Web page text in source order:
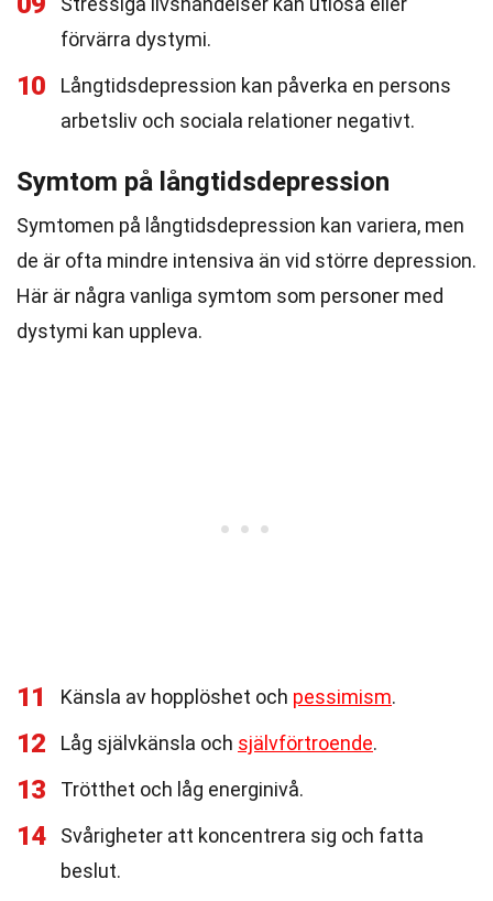
förvärra dystymi.
10
Långtidsdepression kan påverka en persons
arbetsliv och sociala relationer negativt.
Symtom på långtidsdepression
Symtomen på långtidsdepression kan variera, men
de är ofta mindre intensiva än vid större depression.
Här är några vanliga symtom som personer med
dystymi kan uppleva.
11 Känsla av hopplöshet och pessimism.
12 Låg självkänsla och självförtroende.
13 Trötthet och låg energinivå.
14
Svårigheter att koncentrera sig och fatta
beslut.